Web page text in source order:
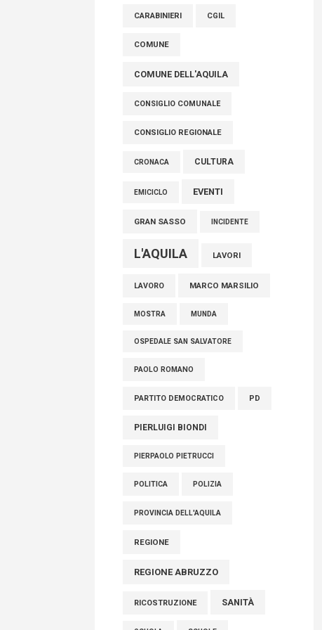
tra cui molti abruzzesi"
06 Agosto 2026
CARABINIERI CGIL
COMUNE
COMUNE DELL'AQUILA
CONSIGLIO COMUNALE
CONSIGLIO REGIONALE
CRONACA CULTURA
EMICICLO EVENTI
GRAN SASSO INCIDENTE
L'AQUILA LAVORI
LAVORO MARCO MARSILIO
MOSTRA MUNDA
OSPEDALE SAN SALVATORE
PAOLO ROMANO
PARTITO DEMOCRATICO PD
PIERLUIGI BIONDI
PIERPAOLO PIETRUCCI
POLITICA POLIZIA
PROVINCIA DELL'AQUILA
REGIONE
REGIONE ABRUZZO
RICOSTRUZIONE SANITÀ